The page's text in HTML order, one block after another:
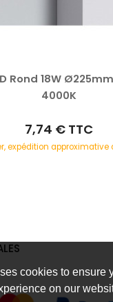
cookies to ensure
on our
Rond 18W
4000K
7,74 € TTC
expédition approximative